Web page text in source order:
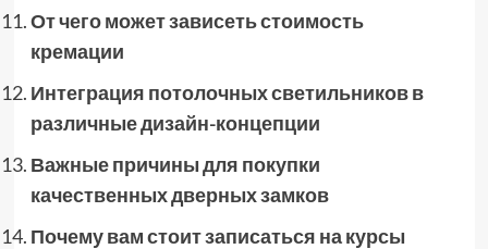
От чего может зависеть стоимость
кремации
Интеграция потолочных светильников в
различные дизайн-концепции
Важные причины для покупки
качественных дверных замков
Почему вам стоит записаться на курсы